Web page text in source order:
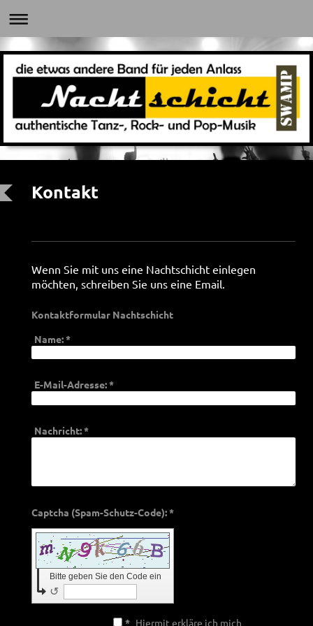
Kontakt
Wenn Sie mit uns eine Nachtschicht einlegen
möchten, schreiben Sie uns eine Email.
Kontaktformular Nachtschicht
Name:*
E-Mail-Adresse:*
Nachricht:*
Captcha (Spam-Schutz-Code): *
Bitte geben Sie den Code ein
↺
* Hiermit erkläre ich mich